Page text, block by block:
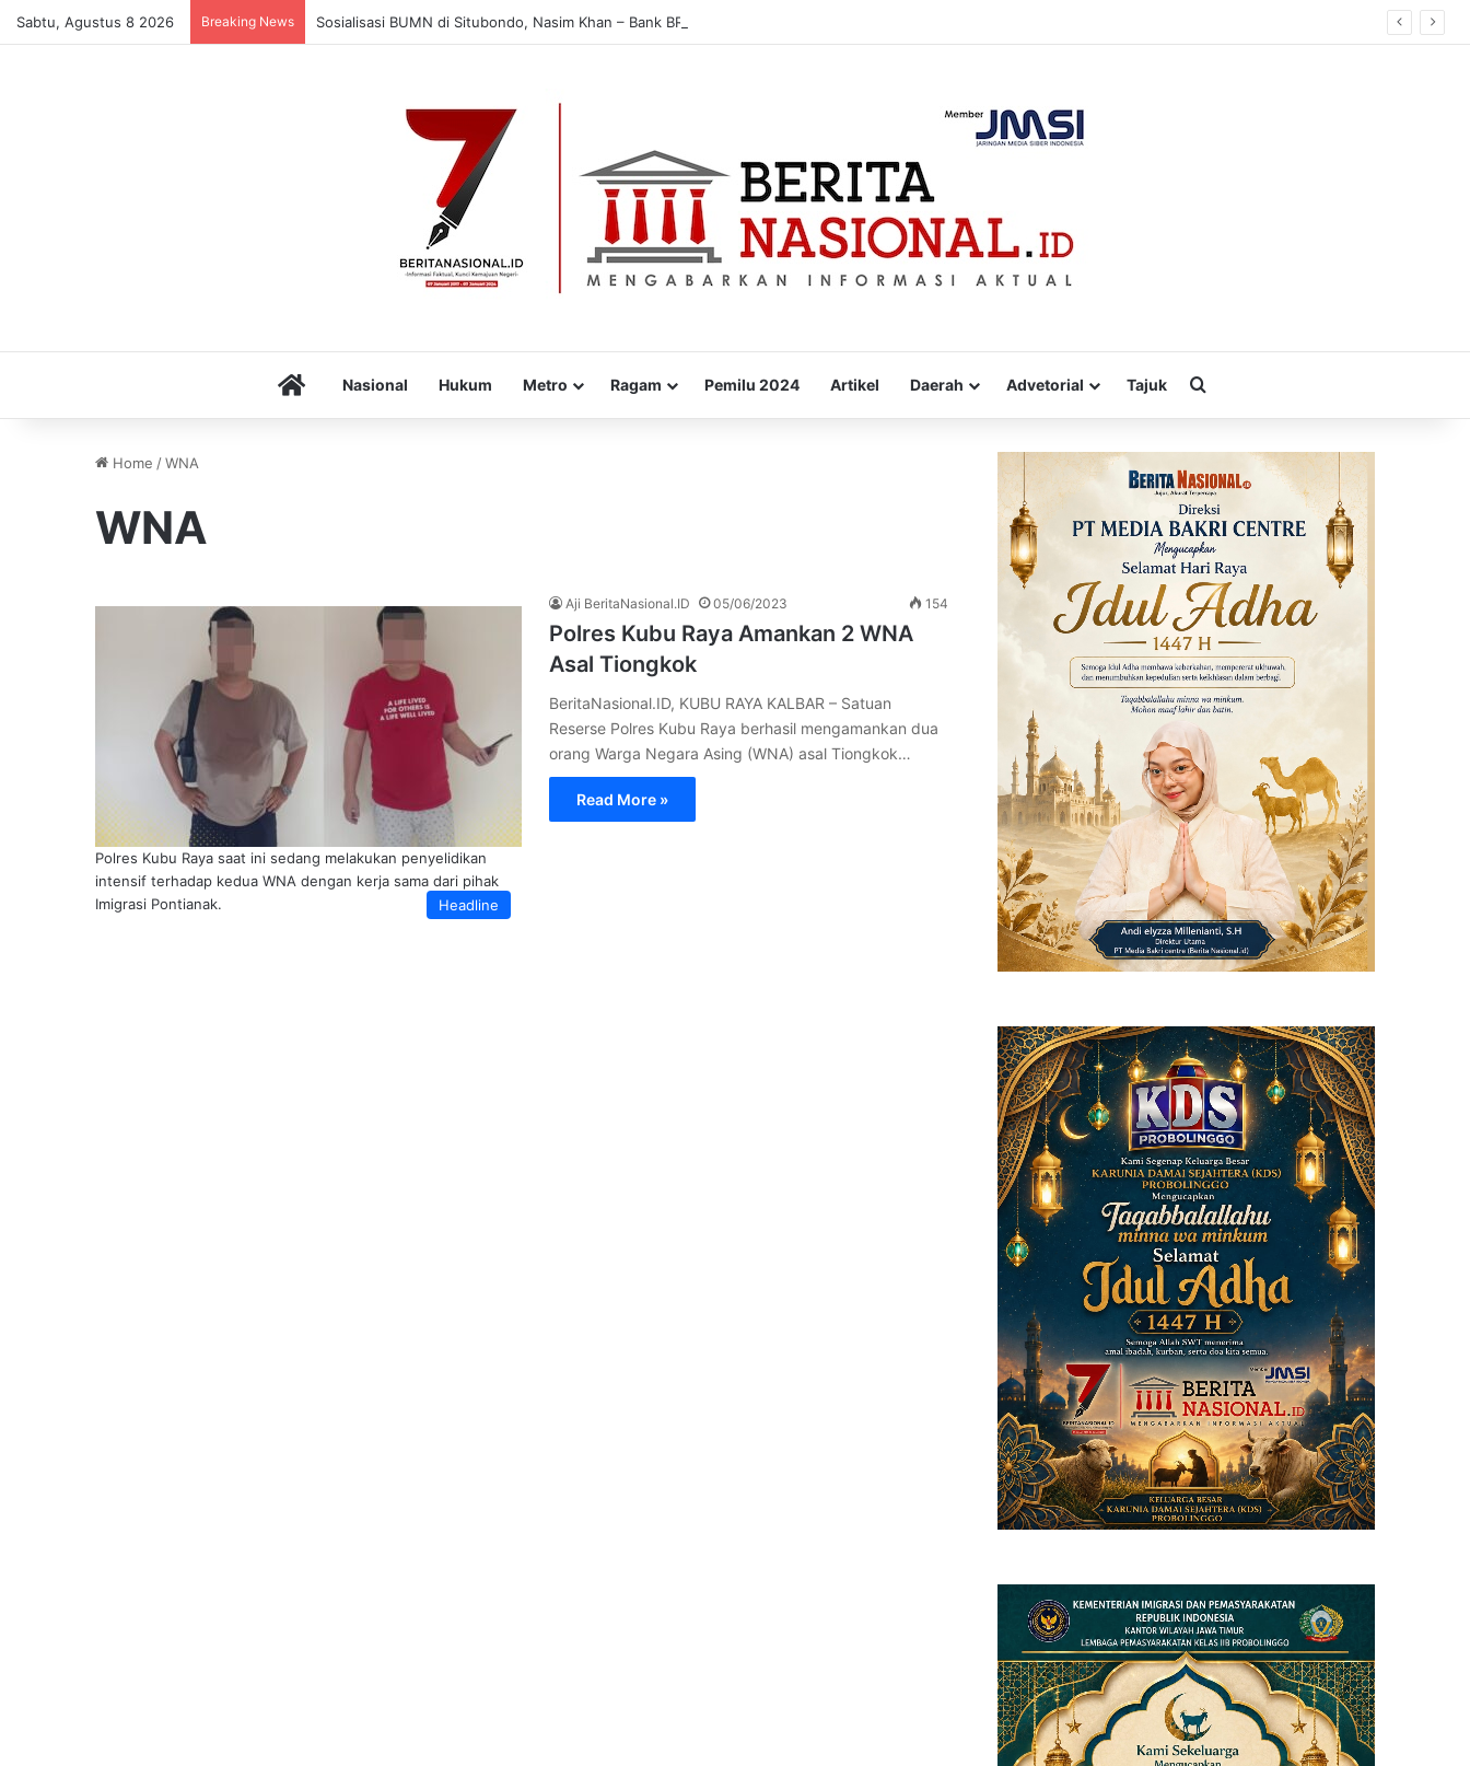
Sabtu, Agustus 8 2026 Breaking News Sosialisasi BUMN di Situbondo, Nasim Khan – Bank BRI Edukasi Warga Cegah Penipuan Digital
HomeNasional Hukum Metro Ragam Pemilu 2024 Artikel Daerah Advetorial Tajuk
Home /WNA
WNA
Headline
Polres Kubu Raya saat ini sedang melakukan penyelidikan
intensif terhadap kedua WNA dengan kerja sama dari pihak
Imigrasi Pontianak.
Aji BeritaNasional.ID 05/06/2023 154
Polres Kubu Raya Amankan 2 WNA
Asal Tiongkok
BeritaNasional.ID, KUBU RAYA KALBAR – Satuan
Reserse Polres Kubu Raya berhasil mengamankan dua
orang Warga Negara Asing (WNA) asal Tiongkok…
Read More »